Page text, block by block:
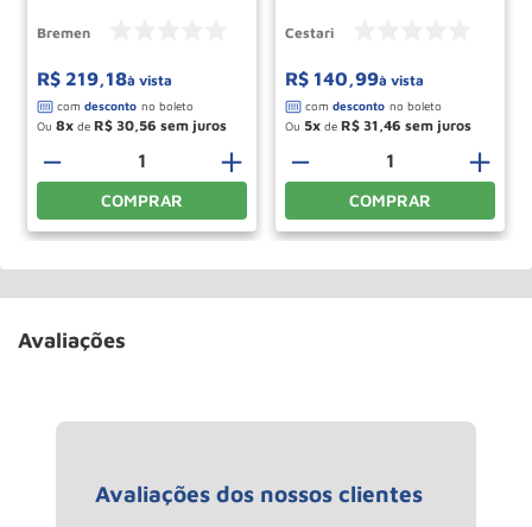
Bremen
R$ 219 18à vista
Ou 8 de R$ 30 56
＋
－
COMPRAR
24451095 CESTARI
Cestari
R$ 140 99à vista
Ou 5 de R$ 31 46
＋
－
COMPRAR
Avaliações
Avaliações dos nossos clientes